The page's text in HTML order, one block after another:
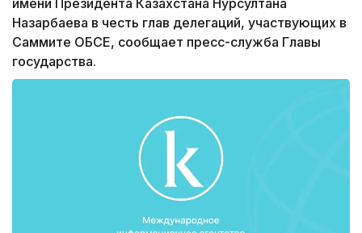
имени Президента Казахстана Нурсултана
Назарбаева в честь глав делегаций, участвующих в
Саммите ОБСЕ, сообщает пресс-служба Главы
государства.